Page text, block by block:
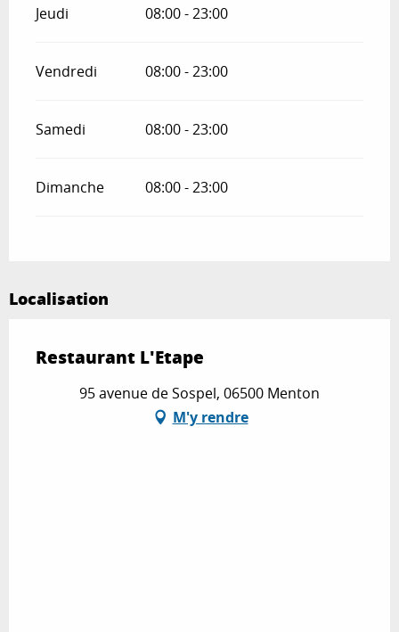
Jeudi 08:00 - 23:00
Vendredi 08:00 - 23:00
Samedi 08:00 - 23:00
Dimanche 08:00 - 23:00
Localisation
Restaurant L'Etape
95 avenue de Sospel, 06500 Menton
M'y rendre